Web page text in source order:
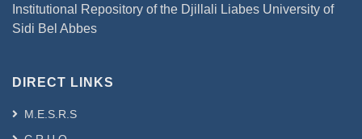
Institutional Repository of the Djillali Liabes University of
Sidi Bel Abbes
DIRECT LINKS
M.E.S.R.S